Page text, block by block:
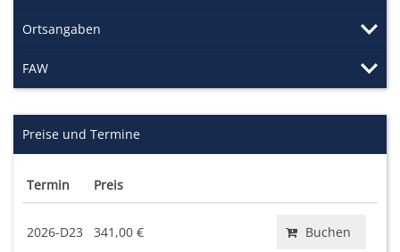
Ortsangaben
FAW
Preise und Termine
Termin Preis
2026-D23 341,00 € Buchen